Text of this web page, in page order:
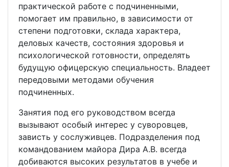
практической работе с подчиненными,
помогает им правильно, в зависимости от
степени подготовки, склада характера,
деловых качеств, состояния здоровья и
психологической готовности, определять
будущую офицерскую специальность. Владеет
передовыми методами обучения
подчиненных.
Занятия под его руководством всегда
вызывают особый интерес у суворовцев,
зависть у сослуживцев. Подразделения под
командованием майора Дира А.В. всегда
добиваются высоких результатов в учебе и